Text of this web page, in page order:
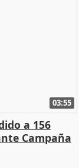
03:55
a 156
Campaña